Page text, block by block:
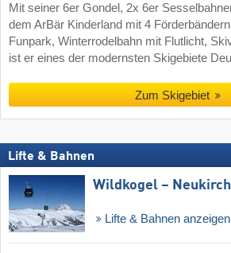
Mit seiner 6er Gondel, 2x 6er
dem ArBär Kinderland mit 4
Funpark, Winterrodelbahn mit Flutlicht,
ist er eines der modernsten Skigebiete
Zum Skigebiet
Lifte & Bahnen
Wildkogel –
Lifte & Bahnen anzeigen